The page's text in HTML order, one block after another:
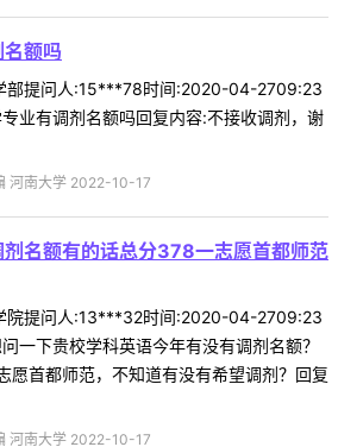
额吗
部提问人:15***78时间:2020-04-2709:23
业有调剂名额吗回复内容:不接收调剂，谢
河南大学 2022-10-17
名额有的话总分378一志愿首都师范
院提问人:13***32时间:2020-04-2709:23
一下贵校学科英语今年有没有调剂名额？
愿首都师范，不知道有没有希望调剂？回复
河南大学 2022-10-17